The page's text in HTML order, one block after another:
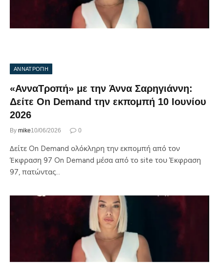
ΑΝΝΑΤΡΟΠΗ
«ΑνναΤροπή» με την Άννα Σαρηγιάννη:
Δείτε On Demand την εκπομπή 10 Ιουνίου
2026
By mike10/06/2026 0
Δείτε On Demand ολόκληρη την εκπομπή από τον
Έκφραση 97 On Demand μέσα από το site του Έκφραση
97, πατώντας…